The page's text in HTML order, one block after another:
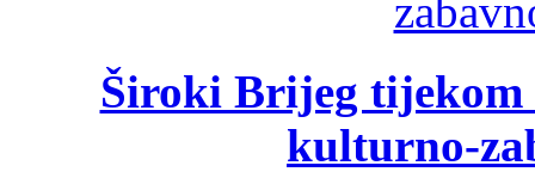
Široki Brijeg tijekom
kulturno-